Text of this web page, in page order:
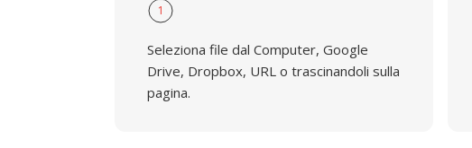
1
Seleziona file dal Computer, Google
Drive, Dropbox, URL o trascinandoli sulla
pagina.